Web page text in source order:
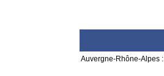
Auvergne-Rhône-Alpes :